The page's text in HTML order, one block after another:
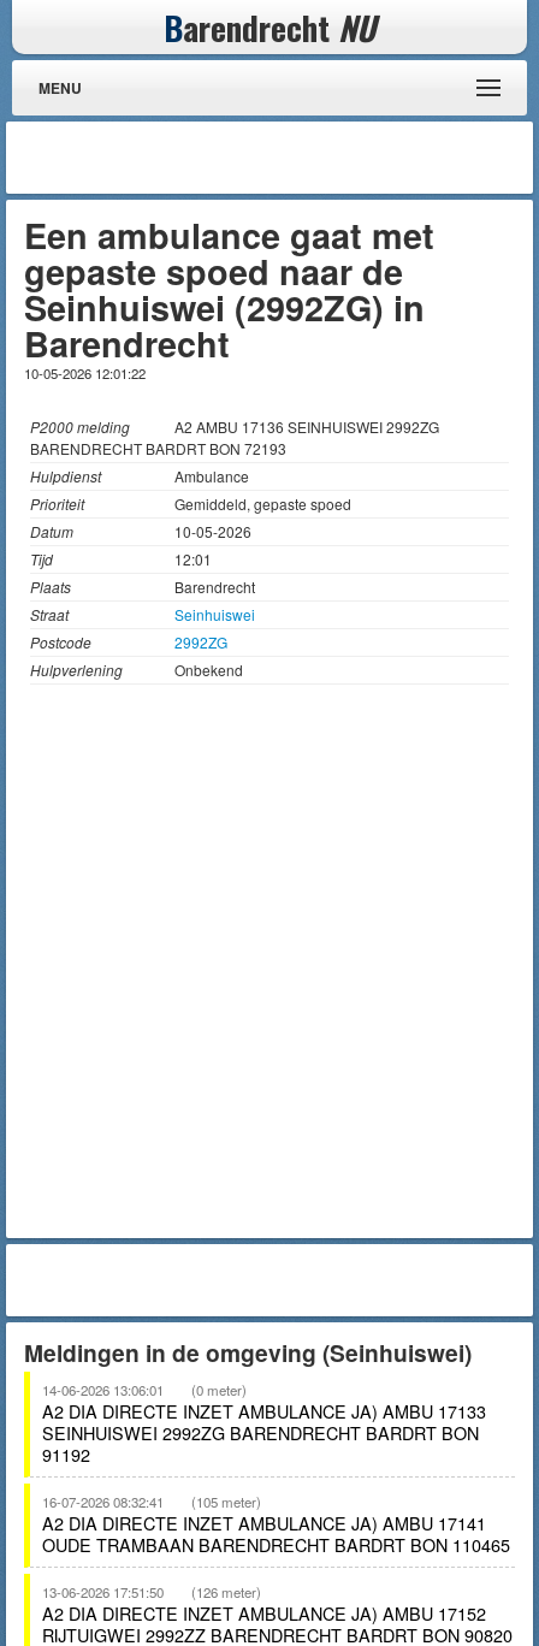
Barendrecht NU
MENU
Een ambulance gaat met
gepaste spoed naar de
Seinhuiswei (2992ZG) in
Barendrecht
10-05-2026 12:01:22
P2000 melding
A2 AMBU 17136 SEINHUISWEI 2992ZG
BARENDRECHT BARDRT BON 72193
Hulpdienst
Ambulance
Prioriteit
Gemiddeld, gepaste spoed
Datum
10-05-2026
Tijd
12:01
Plaats
Barendrecht
Straat
Seinhuiswei
Postcode
2992ZG
Hulpverlening
Onbekend
Meldingen in de omgeving (Seinhuiswei)
14-06-2026 13:06:01 (0 meter)
A2 DIA DIRECTE INZET AMBULANCE JA) AMBU 17133
SEINHUISWEI 2992ZG BARENDRECHT BARDRT BON
91192
16-07-2026 08:32:41 (105 meter)
A2 DIA DIRECTE INZET AMBULANCE JA) AMBU 17141
OUDE TRAMBAAN BARENDRECHT BARDRT BON 110465
13-06-2026 17:51:50 (126 meter)
A2 DIA DIRECTE INZET AMBULANCE JA) AMBU 17152
RIJTUIGWEI 2992ZZ BARENDRECHT BARDRT BON 90820